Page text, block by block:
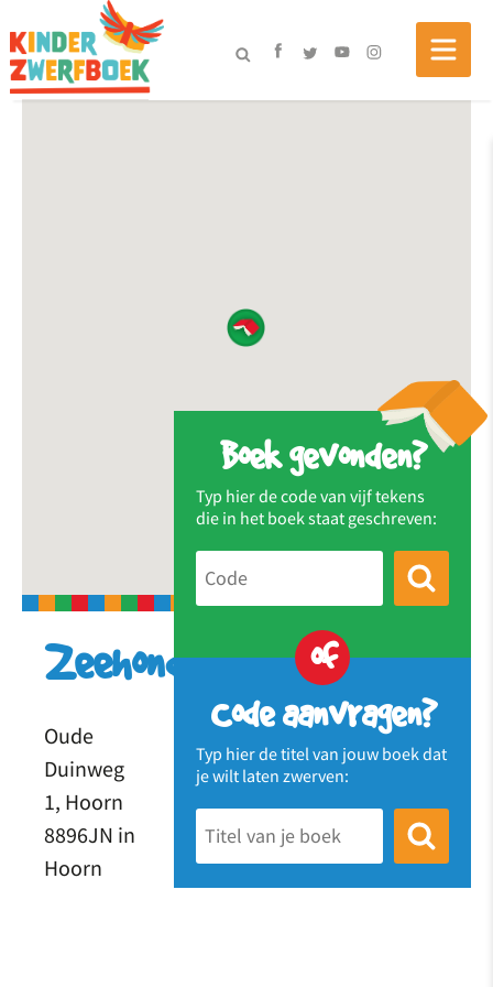
Boek gevonden?
Typ hier de code van vijf tekens
die in het boek staat geschreven:
of
Code aanvragen?
Typ hier de titel van jouw boek dat
je wilt laten zwerven:
Zeehond
Oude
Duinweg
1, Hoorn
8896JN in
Hoorn